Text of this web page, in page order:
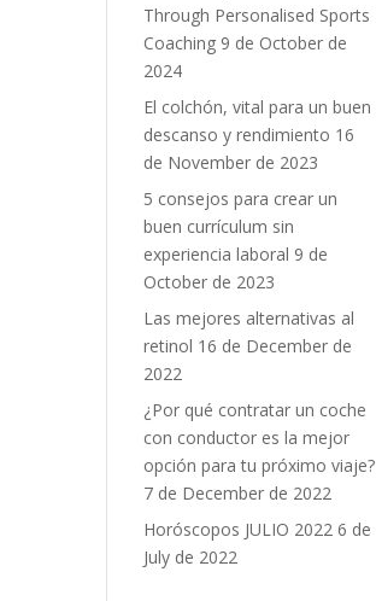
Through Personalised Sports
Coaching 9 de October de
2024
El colchón, vital para un buen
descanso y rendimiento 16
de November de 2023
5 consejos para crear un
buen currículum sin
experiencia laboral 9 de
October de 2023
Las mejores alternativas al
retinol 16 de December de
2022
¿Por qué contratar un coche
con conductor es la mejor
opción para tu próximo viaje?
7 de December de 2022
Horóscopos JULIO 2022 6 de
July de 2022